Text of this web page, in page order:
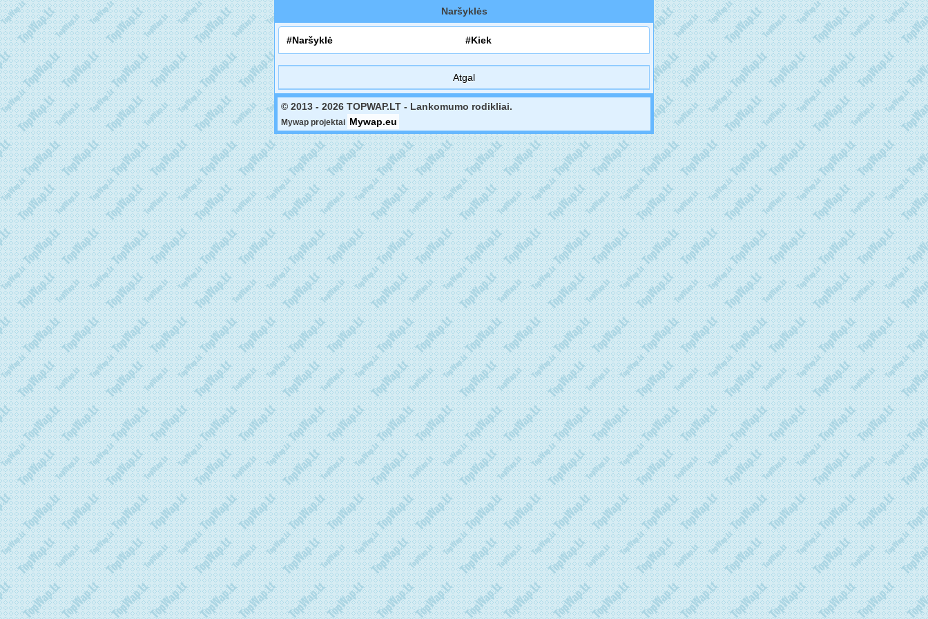
Naršyklės
#Naršyklė #Kiek
Atgal
© 2013 - 2026 TOPWAP.LT - Lankomumo rodikliai.
Mywap projektai Mywap.eu